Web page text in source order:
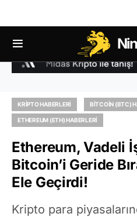
KRIPTO HABERLERI BITCOIN (BTC)
ETHEREUM (ETH) HABERLERI
Ethereum, Vadeli
Bitcoin’i Geride
Ele Geçirdi!
Kripto para